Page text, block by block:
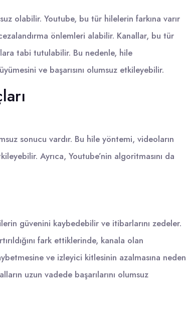
olabilir. Youtube, bu tür hilelerin farkına varır
önlemleri alabilir. Kanallar, bu tür
tabi tutulabilir. Bu nedenle, hile
ve başarısını olumsuz etkileyebilir.
sonucu vardır. Bu hile yöntemi, videoların
Ayrıca, Youtube’nin algoritmasını da
güvenini kaybedebilir ve itibarlarını zedeler.
fark ettiklerinde, kanala olan
ve izleyici kitlesinin azalmasına neden
uzun vadede başarılarını olumsuz